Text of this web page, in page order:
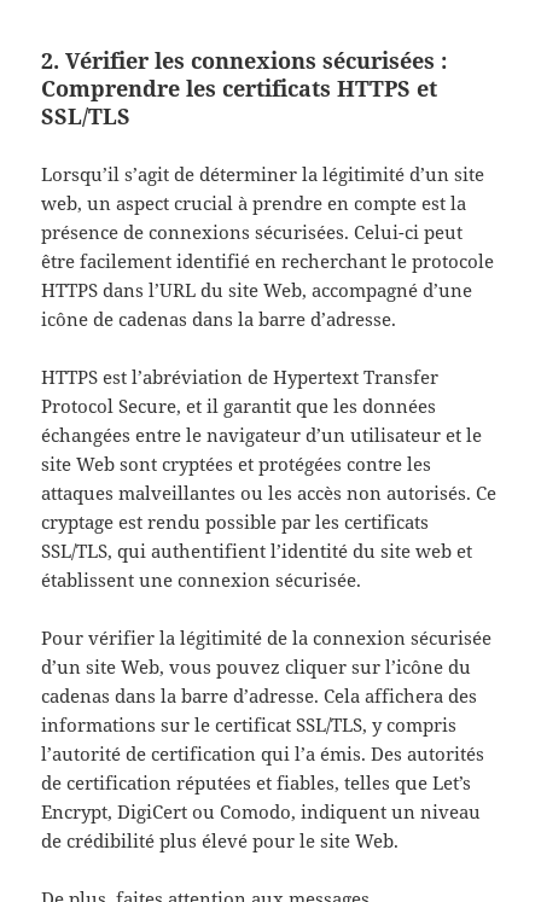
2. Vérifier les connexions sécurisées :
Comprendre les certificats HTTPS et
SSL/TLS
Lorsqu’il s’agit de déterminer la légitimité d’un site
web, un aspect crucial à prendre en compte est la
présence de connexions sécurisées. Celui-ci peut
être facilement identifié en recherchant le protocole
HTTPS dans l’URL du site Web, accompagné d’une
icône de cadenas dans la barre d’adresse.
HTTPS est l’abréviation de Hypertext Transfer
Protocol Secure, et il garantit que les données
échangées entre le navigateur d’un utilisateur et le
site Web sont cryptées et protégées contre les
attaques malveillantes ou les accès non autorisés. Ce
cryptage est rendu possible par les certificats
SSL/TLS, qui authentifient l’identité du site web et
établissent une connexion sécurisée.
Pour vérifier la légitimité de la connexion sécurisée
d’un site Web, vous pouvez cliquer sur l’icône du
cadenas dans la barre d’adresse. Cela affichera des
informations sur le certificat SSL/TLS, y compris
l’autorité de certification qui l’a émis. Des autorités
de certification réputées et fiables, telles que Let’s
Encrypt, DigiCert ou Comodo, indiquent un niveau
de crédibilité plus élevé pour le site Web.